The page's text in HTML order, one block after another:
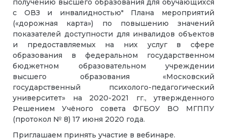
получению высшего образования для обучающихся
с ОВЗ и инвалидностью" Плана мероприятий
(«дорожная карта») по повышению значений
показателей доступности для инвалидов объектов
и предоставляемых на них услуг в сфере
образования в федеральном государственном
бюджетном образовательном учреждении
высшего образования «Московский
государственный психолого-педагогический
университет» на 2020-2021 гг., утвержденного
Решением Учёного совета ФГБОУ ВО МГППУ
(протокол № 8) 17 июня 2020 года.
Приглашаем принять участие в вебинаре.